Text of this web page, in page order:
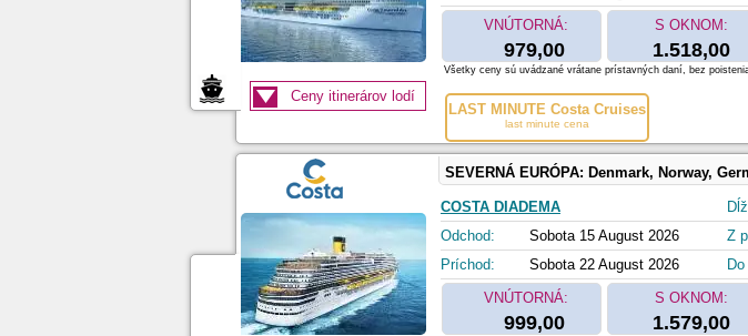
VNÚTORNÁ:
979,00
S OKNOM:
1.518,00
LAST MINUTE Costa Cruises
last minute cena
Ceny itinerárov lodí
Všetky ceny sú uvádzané vrátane prístavných daní, bez
SEVERNÁ EURÓPA: Denmark, Norway,
COSTA DIADEMA
Odchod:
Sobota 15 August 2026
Príchod:
Sobota 22 August 2026
Z
VNÚTORNÁ:
999,00
S OKNOM:
1.579,00